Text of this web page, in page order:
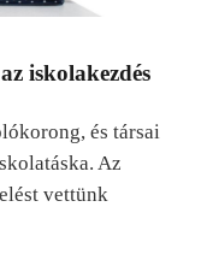
iskolakezdés
és társai
Az
vettünk